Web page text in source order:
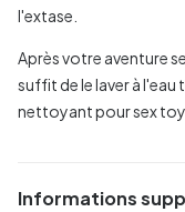
l'extase.
Après votre aventure
suffit de le laver à l'eau
nettoyant pour sex
Informations